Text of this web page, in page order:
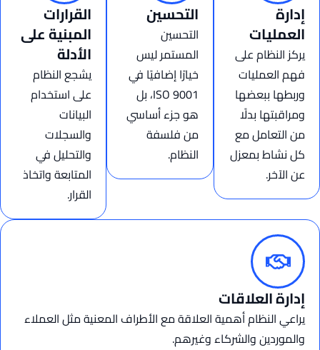
إدارة
العمليات
يركز النظام على
فهم العمليات
وربطها ببعضها
ومراقبتها بدلًا
من التعامل مع
كل نشاط بمعزل
عن الآخر.
التحسين
التحسين
المستمر ليس
خيارًا إضافيًا في
ISO 9001، بل
هو جزء أساسي
من فلسفة
النظام.
القرارات
المبنية على
الأدلة
يشجع النظام
على استخدام
البيانات
والسجلات
والتحليل في
المتابعة واتخاذ
القرار.
إدارة العلاقات
يراعي النظام أهمية العلاقة مع الأطراف المعنية مثل العملاء
والموردين والشركاء وغيرهم.